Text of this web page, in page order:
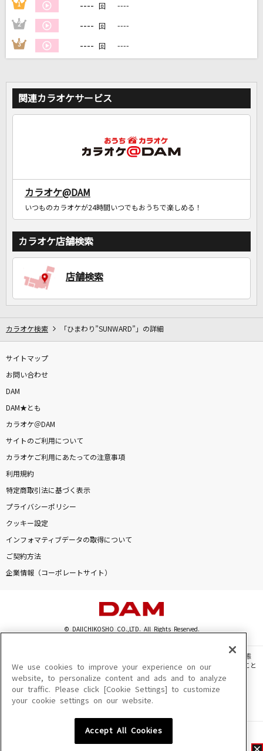
DAMに会員登録・ログインして
家族や友達と一緒に！練習にも！
1 ---- 回 ----
2 ---- 回 ----
3 ---- 回 ----
関連カラオケサービス
カラオケ@DAM
いつものカラオケが24時間いつでもおうちで楽しめる！
カラオケ店舗検索
店舗検索
カラオケ検索 「ひまわり”SUNWARD”」の詳細
サイトマップ
お問い合わせ
DAM
DAM★とも
カラオケ＠DAM
サイトのご利用について
カラオケご利用にあたっての注意事項
利用規約
特定商取引法に基づく表示
プライバシーポリシー
クッキー設定
インフォマティブデータの取得について
ご契約方法
企業情報（コーポレートサイト）
© DAIICHIKOSHO CO.,LTD. All Rights Reserved.
このサイトに掲載されている一切の文章・画像・写真・動画・音声等を、手段や形態
を問わず、著作権法の定める範囲を超えて無断で複製、転載、ファイル化などすること
を禁じます。
楽曲及びコンテンツは、機種によりご利用いただけない場合があります。
楽曲及びコンテンツの配信日、配信内容が変更になる場合があります。
We use cookies to improve your experience on our
website, to personalize content and ads and to analyze
our traffic. Please click [Cookie Settings] to customize
your cookie settings on our website.
Accept All Cookies